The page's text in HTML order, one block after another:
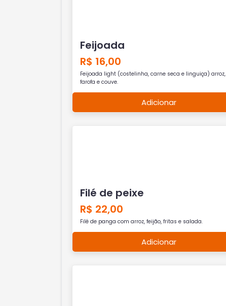
Feijoada
R$ 16,00
Feijoada light (costelinha, carne seca e linguiça) arroz,
farofa e couve.
Adicionar
Filé de peixe
R$ 22,00
Filé de panga com arroz, feijão, fritas e salada.
Adicionar